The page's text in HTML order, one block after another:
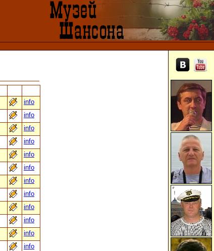
info
info
info
info
info
info
info
info
info
info
info
info